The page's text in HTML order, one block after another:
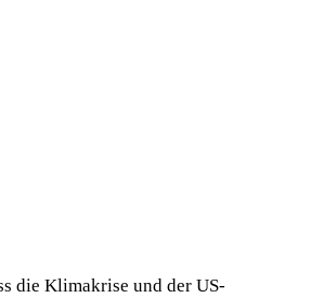
die Klimakrise und der US-